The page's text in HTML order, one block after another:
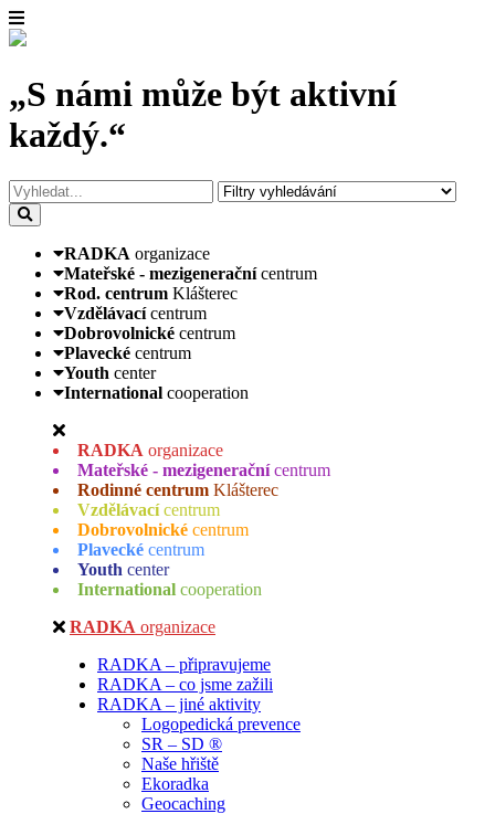
„S námi může být aktivní
každý.“
RADKA organizace
Mateřské - mezigenerační centrum
Rod. centrum Klášterec
Vzdělávací centrum
Dobrovolnické centrum
Plavecké centrum
Youth center
International cooperation
RADKA organizace
Mateřské - mezigenerační centrum
Rodinné centrum Klášterec
Vzdělávací centrum
Dobrovolnické centrum
Plavecké centrum
Youth center
International cooperation
RADKA organizace
RADKA – připravujeme
RADKA – co jsme zažili
RADKA – jiné aktivity
Logopedická prevence
SR – SD ®
Naše hřiště
Ekoradka
Geocaching